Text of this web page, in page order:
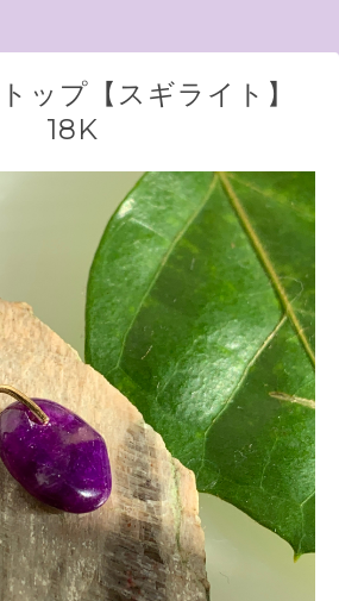
ップ【スギライト】
18K